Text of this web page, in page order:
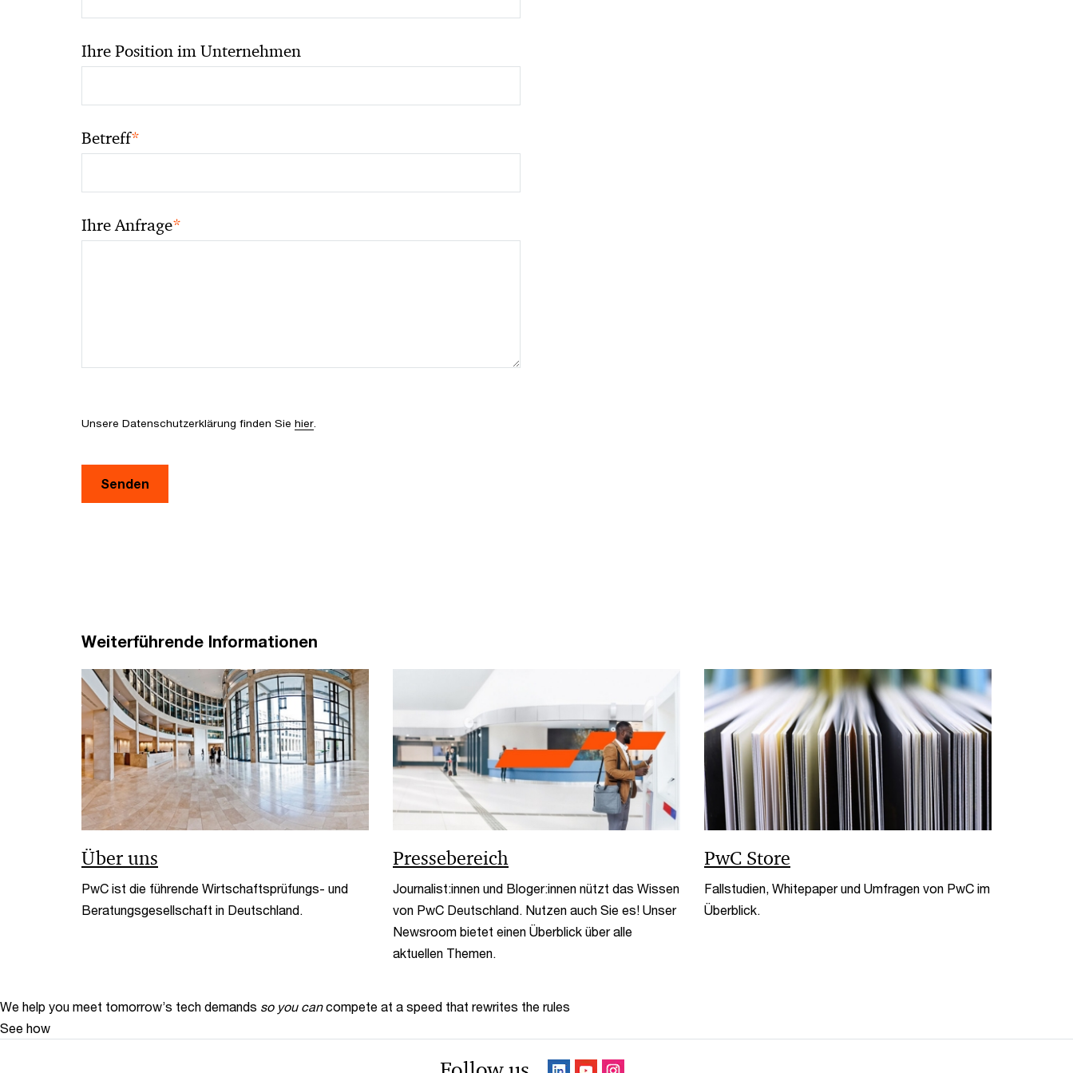
Ihre Position im Unternehmen
Betreff*
Ihre Anfrage*
Unsere Datenschutzerklärung finden Sie hier
Senden
Weiterführende Informationen
Über uns
PwC ist die führende Wirtschaftsprüfungs- und
Beratungsgesellschaft in Deutschland.
Pressebereich
Journalist:innen und Bloger:innen nützt das Wissen
von PwC Deutschland. Nutzen auch Sie es! Unser
Newsroom bietet einen Überblick über alle
aktuellen Themen.
PwC Store
Fallstudien, Whitepaper und Umfragen von PwC im
Überblick.
We help you meet tomorrow’s tech demands so you can compete at a speed that rewrites the rules
See how